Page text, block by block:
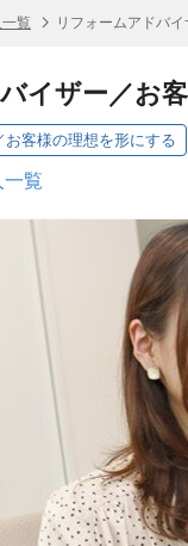
覧 リフォームアドバ
イザー／お
お客様の理想を形にする
一覧